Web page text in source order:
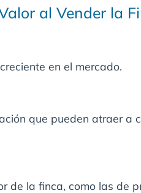
al Vender la
en el mercado.
que pueden atraer a
la finca, como las de